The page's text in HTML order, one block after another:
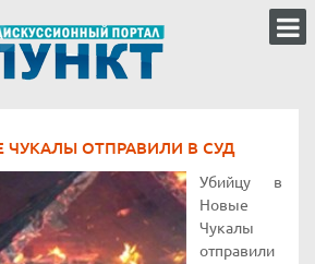
ЧУКАЛЫ ОТПРАВИЛИ В СУД
Убийцу в
Новые
Чукалы
отправили